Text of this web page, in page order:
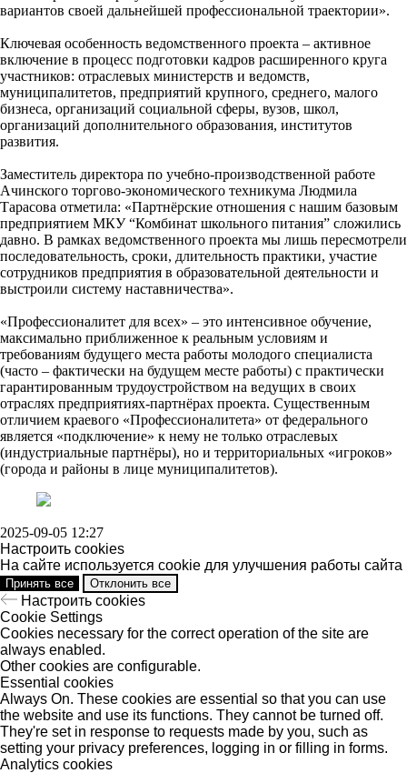
вариантов своей дальнейшей профессиональной траектории».
Ключевая особенность ведомственного проекта – активное
включение в процесс подготовки кадров расширенного круга
участников: отраслевых министерств и ведомств,
муниципалитетов, предприятий крупного, среднего, малого
бизнеса, организаций социальной сферы, вузов, школ,
организаций дополнительного образования, институтов
развития.
Заместитель директора по учебно-производственной работе
Ачинского торгово-экономического техникума Людмила
Тарасова отметила: «Партнёрские отношения с нашим базовым
предприятием МКУ “Комбинат школьного питания” сложились
давно. В рамках ведомственного проекта мы лишь пересмотрели
последовательность, сроки, длительность практики, участие
сотрудников предприятия в образовательной деятельности и
выстроили систему наставничества».
«Профессионалитет для всех» – это интенсивное обучение,
максимально приближенное к реальным условиям и
требованиям будущего места работы молодого специалиста
(часто – фактически на будущем месте работы) с практически
гарантированным трудоустройством на ведущих в своих
отраслях предприятиях-партнёрах проекта. Существенным
отличием краевого «Профессионалитета» от федерального
является «подключение» к нему не только отраслевых
(индустриальные партнёры), но и территориальных «игроков»
(города и районы в лице муниципалитетов).
2025-09-05 12:27
Настроить cookies
На сайте используется cookie для улучшения работы сайта
Принять все Отклонить все
Настроить cookies
Cookie Settings
Cookies necessary for the correct operation of the site are
always enabled.
Other cookies are configurable.
Essential cookies
Always On. These cookies are essential so that you can use
the website and use its functions. They cannot be turned off.
They're set in response to requests made by you, such as
setting your privacy preferences, logging in or filling in forms.
Analytics cookies